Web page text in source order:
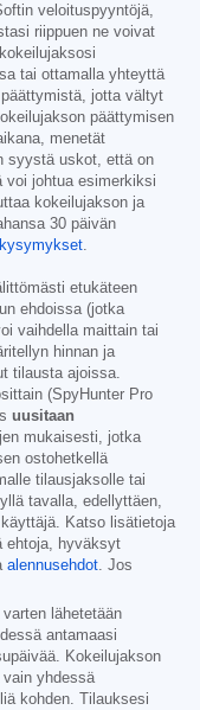
veloituspyyntöjä,
riippuen ne voivat
tai ottamalla yhteyttä
jotta vältyt
päättymisen
menetät
syystä uskot, että on
voi johtua esimerkiksi
kokeilujakson ja
30 päivän
etukäteen
ehdoissa (jotka
vaihdella maittain tai
hinnan ja
tilausta ajoissa.
(SpyHunter Pro
uusitaan
mukaisesti, jotka
ostohetkellä
tilausjaksolle tai
tavalla, edellyttäen,
Katso lisätietoja
ehtoja, hyväksyt
alennusehdot . Jos
lähetetään
antamaasi
Kokeilujakson
yhdessä
kohden. Tilauksesi